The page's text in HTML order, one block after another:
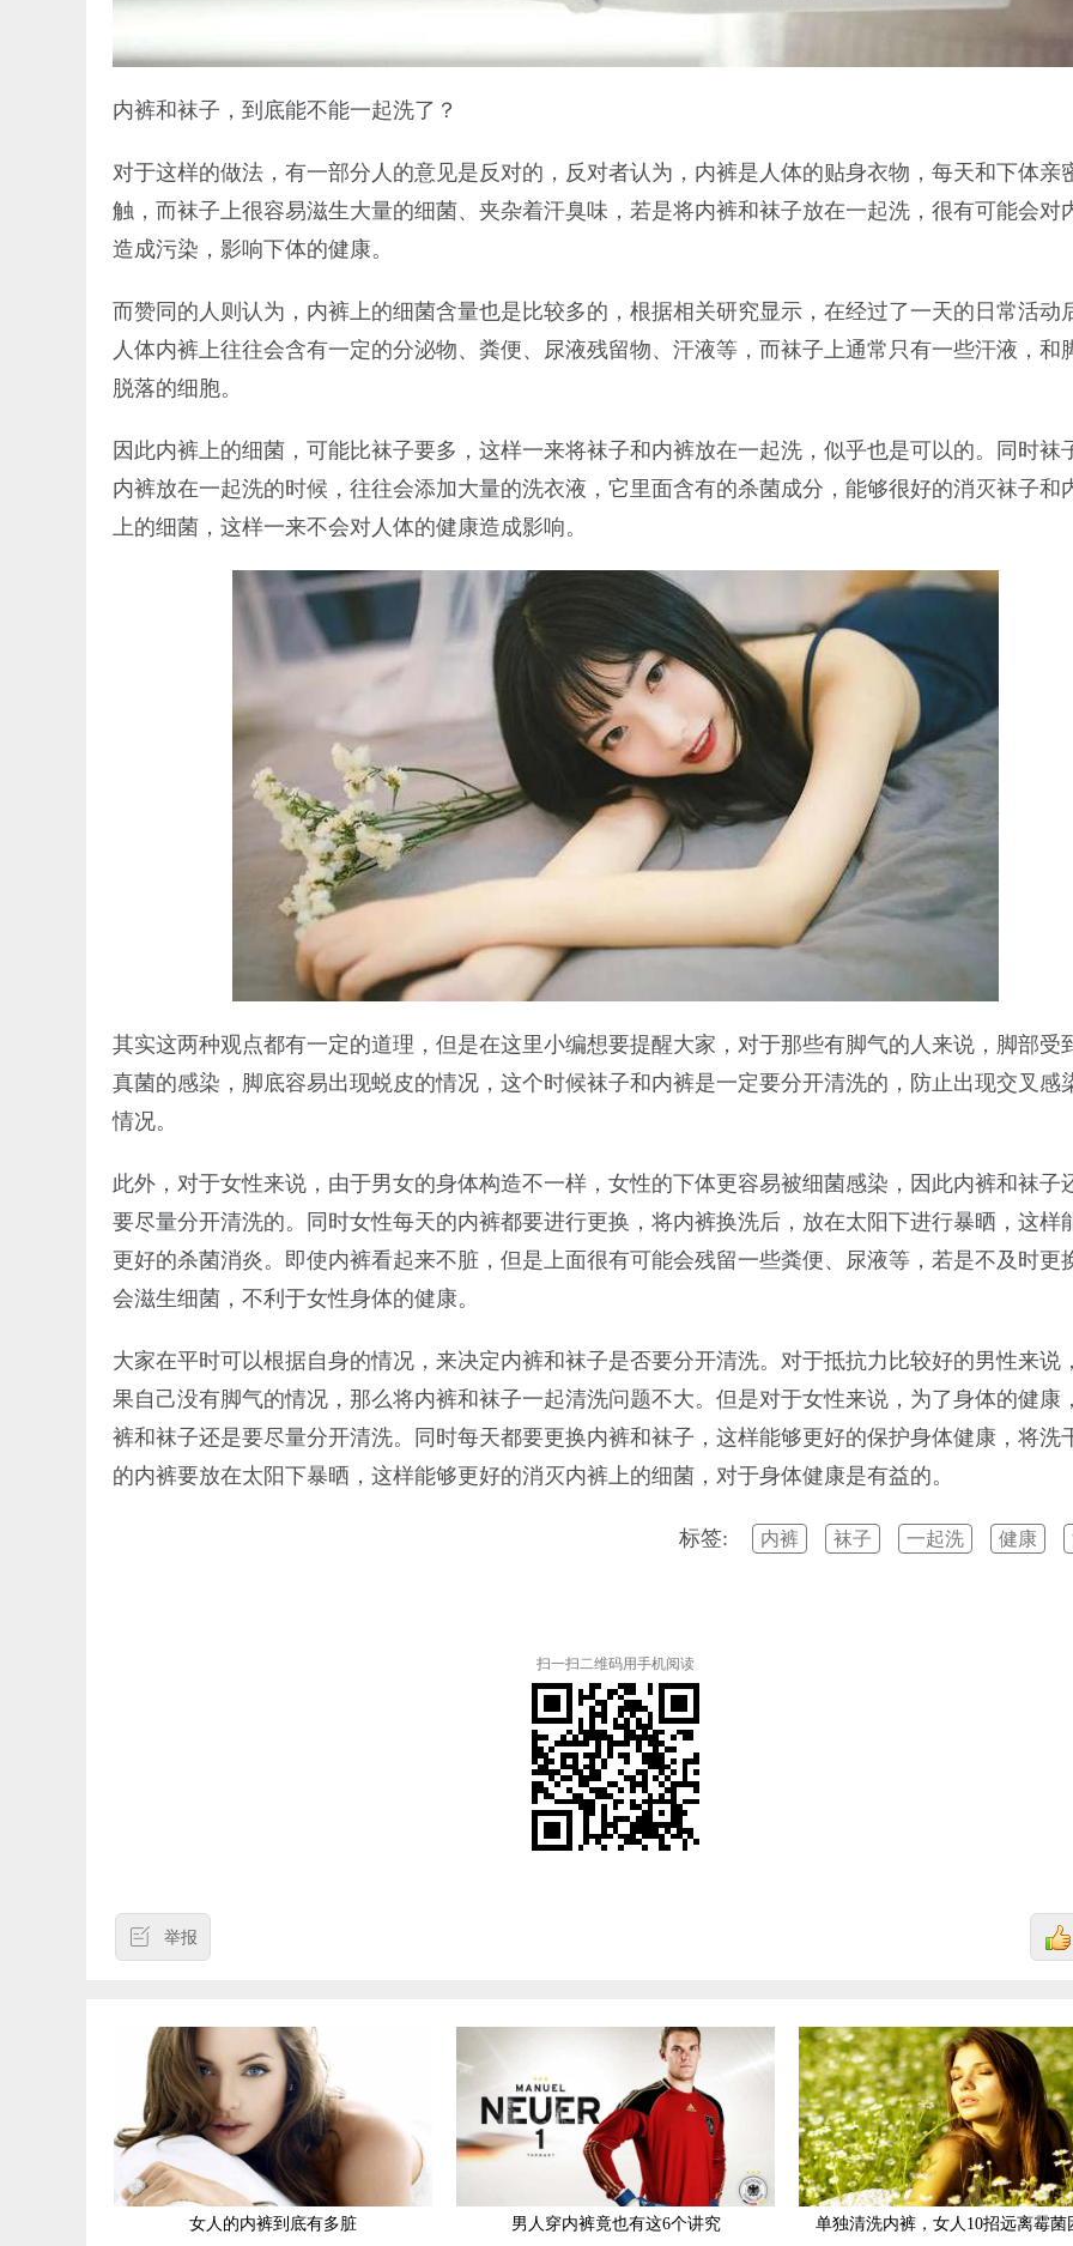
内裤和袜子，到底能不能一起洗了？
对于这样的做法，有一部分人的意见是反对的，反对者认为，内裤是人体的贴身衣物，每天和下体亲
触，而袜子上很容易滋生大量的细菌、夹杂着汗臭味，若是将内裤和袜子放在一起洗，很有可能会对
造成污染，影响下体的健康。
而赞同的人则认为，内裤上的细菌含量也是比较多的，根据相关研究显示，在经过了一天的日常活动
人体内裤上往往会含有一定的分泌物、粪便、尿液残留物、汗液等，而袜子上通常只有一些汗液，和
脱落的细胞。
因此内裤上的细菌，可能比袜子要多，这样一来将袜子和内裤放在一起洗，似乎也是可以的。同时袜
内裤放在一起洗的时候，往往会添加大量的洗衣液，它里面含有的杀菌成分，能够很好的消灭袜子和
上的细菌，这样一来不会对人体的健康造成影响。
其实这两种观点都有一定的道理，但是在这里小编想要提醒大家，对于那些有脚气的人来说，脚部受
真菌的感染，脚底容易出现蜕皮的情况，这个时候袜子和内裤是一定要分开清洗的，防止出现交叉感
情况。
此外，对于女性来说，由于男女的身体构造不一样，女性的下体更容易被细菌感染，因此内裤和袜子
要尽量分开清洗的。同时女性每天的内裤都要进行更换，将内裤换洗后，放在太阳下进行暴晒，这样
更好的杀菌消炎。即使内裤看起来不脏，但是上面很有可能会残留一些粪便、尿液等，若是不及时更
会滋生细菌，不利于女性身体的健康。
大家在平时可以根据自身的情况，来决定内裤和袜子是否要分开清洗。对于抵抗力比较好的男性来说
果自己没有脚气的情况，那么将内裤和袜子一起清洗问题不大。但是对于女性来说，为了身体的健康
裤和袜子还是要尽量分开清洗。同时每天都要更换内裤和袜子，这样能够更好的保护身体健康，将洗
的内裤要放在太阳下暴晒，这样能够更好的消灭内裤上的细菌，对于身体健康是有益的。
标签: 内裤 袜子 一起洗 健康
扫一扫二维码用手机阅读
举报
女人的内裤到底有多脏 男人穿内裤竟也有这6个讲究 单独清洗内裤，女人10招远离霉菌